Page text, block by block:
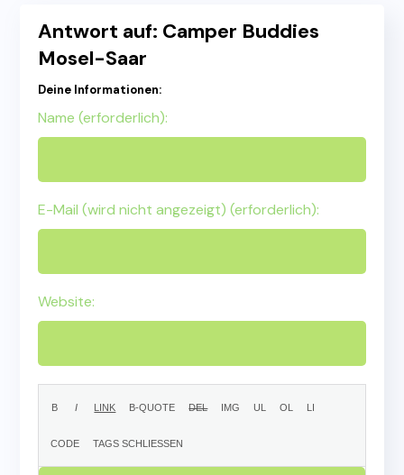
Antwort auf: Camper Buddies
Mosel-Saar
Deine Informationen:
Name (erforderlich):
E-Mail (wird nicht angezeigt) (erforderlich):
Website: